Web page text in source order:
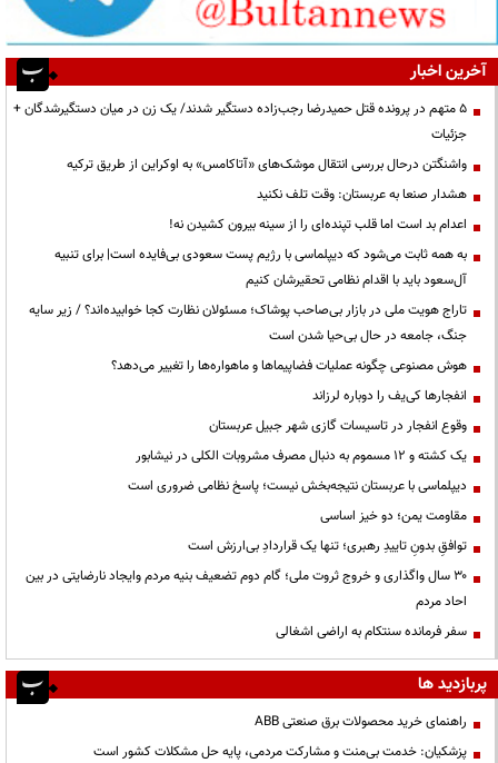
آخرین اخبار
۵ متهم در پرونده قتل حمیدرضا رجب‌زاده دستگیر شدند/ یک زن در میان دستگیرشدگان +
جزئیات
واشنگتن درحال بررسی انتقال موشک‌های «آتاکامس» به اوکراین از طریق ترکیه
هشدار صنعا به عربستان: وقت تلف نکنید
اعدام بد است اما قلب تپنده‌ای را از سینه بیرون کشیدن نه!
به همه ثابت می‌شود که دیپلماسی با رژیم پست سعودی بی‌فایده است| برای تنبیه
آل‌سعود باید با اقدام نظامی تحقیرشان کنیم
تاراج هویت ملی در بازار بی‌صاحب پوشاک؛ مسئولان نظارت کجا خوابیده‌اند؟ / زیر سایه
جنگ، جامعه در حال بی‌حیا شدن است
هوش مصنوعی چگونه عملیات فضاپیماها و ماهواره‌ها را تغییر می‌دهد؟
انفجارها کی‌یف را دوباره لرزاند
وقوع انفجار در تاسیسات گازی شهر جبیل عربستان
یک کشته و ۱۲ مسموم به دنبال مصرف مشروبات الکلی در نیشابور
دیپلماسی با عربستان نتیجه‌بخش نیست؛ پاسخ نظامی ضروری است
مقاومت یمن؛ دو خیز اساسی
توافقِ بدونِ تاییدِ رهبری؛ تنها یک قراردادِ بی‌ارزش است
۳۰ سال واگذاری و خروج ثروت ملی؛ گام دوم تضعیف بنیه مردم وایجاد نارضایتی در بین
احاد مردم
سفر فرمانده سنتکام به اراضی اشغالی
پربازدید ها
راهنمای خرید محصولات برق صنعتی ABB
پزشکیان: خدمت بی‌منت و مشارکت مردمی، پایه حل مشکلات کشور است